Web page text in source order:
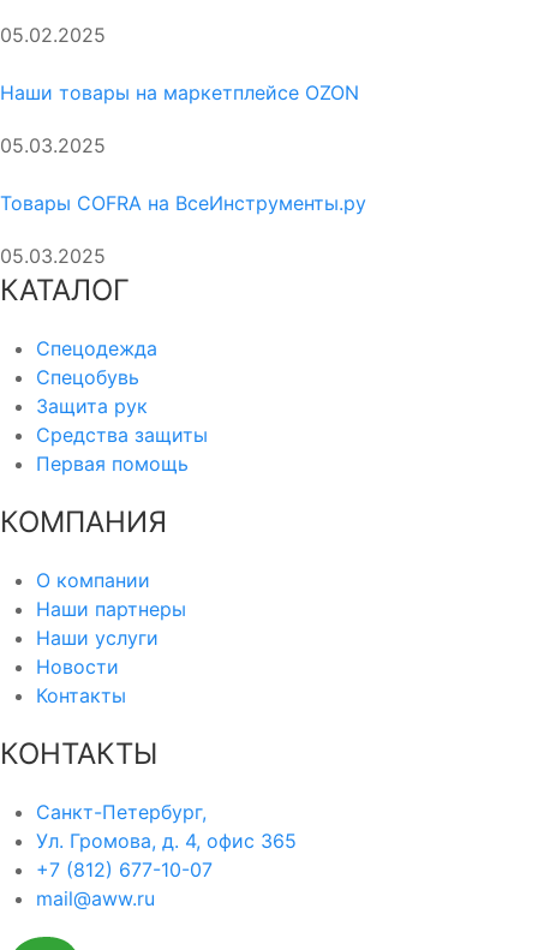
05.02.2025
Наши товары на маркетплейсе OZON
05.03.2025
Товары COFRA на ВсеИнструменты.ру
05.03.2025
КАТАЛОГ
Спецодежда
Спецобувь
Защита рук
Средства защиты
Первая помощь
КОМПАНИЯ
О компании
Наши партнеры
Наши услуги
Новости
Контакты
КОНТАКТЫ
Санкт-Петербург,
Ул. Громова, д. 4, офис 365
+7 (812) 677-10-07
mail@aww.ru